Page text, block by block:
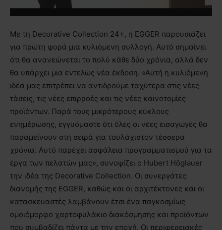
Με τη Decorative Collection 24+, η EGGER παρουσιάζει
για πρώτη φορά μια κυλιόμενη συλλογή. Αυτό σημαίνει
ότι θα ανανεώνεται το πολύ κάθε δύο χρόνια, αλλά δεν
θα υπάρχει μια εντελώς νέα έκδοση. «Αυτή η κυλιόμενη
ιδέα μας επιτρέπει να αντιδρούμε ταχύτερα στις νέες
τάσεις, τις νέες επιρροές και τις νέες καινοτομίες
προϊόντων. Παρά τους μικρότερους κύκλους
ενημέρωσης, εγγυόμαστε ότι όλες οι νέες εισαγωγές θα
παραμείνουν στη σειρά για τουλάχιστον τέσσερα
χρόνια. Αυτό παρέχει ασφάλεια προγραμματισμού για τα
έργα των πελατών μας», συνοψίζει ο Hubert Höglauer
την ιδέα της Decorative Collection. Οι συνεργάτες
διανομής της EGGER, καθώς και οι αρχιτέκτονες και οι
κατασκευαστές λαμβάνουν έτσι ένα παγκοσμίως
ομοιόμορφο χαρτοφυλάκιο διακόσμησης και προϊόντων
που συμβαδίζει πάντα με την εποχή. Οι περιφερειακές